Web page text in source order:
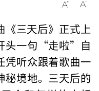
《三天后》正式上
头一句“走啦”自
凭听众跟着歌曲一
秘境地。三天后的